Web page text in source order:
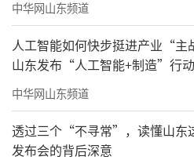
中华网山东频道
人工智能如何快步挺进产业“主
山东发布“人工智能+制造”行
中华网山东频道
透过三个“不寻常”，读懂山东
发布会的背后深意